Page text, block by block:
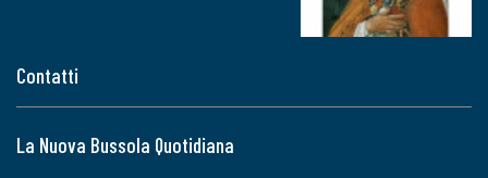
Contatti
La Nuova Bussola Quotidiana